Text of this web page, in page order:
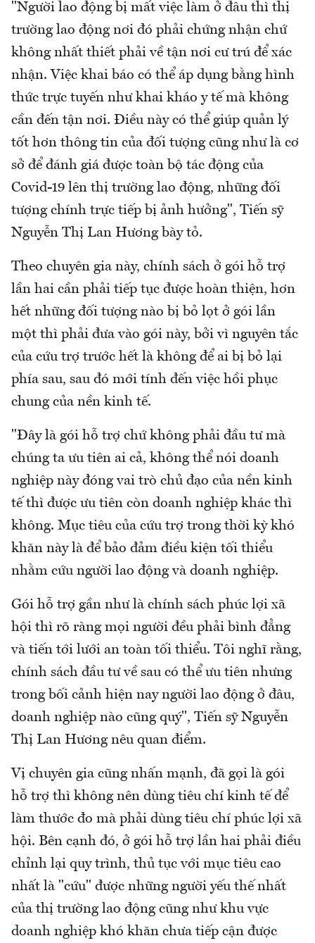
"Người lao động bị mất việc làm ở đâu thì thị
trường lao động nơi đó phải chứng nhận chứ
không nhất thiết phải về tận nơi cư trú để xác
nhận. Việc khai báo có thể áp dụng bằng hình
thức trực tuyến như khai kháo y tế mà không
cần đến tận nơi. Điều này có thể giúp quản lý
tốt hơn thông tin của đối tượng cũng như là cơ
sở để đánh giá được toàn bộ tác động của
Covid-19 lên thị trường lao động, những đối
tượng chính trực tiếp bị ảnh hưởng", Tiến sỹ
Nguyễn Thị Lan Hương bày tỏ.
Theo chuyên gia này, chính sách ở gói hỗ trợ
lần hai cần phải tiếp tục được hoàn thiện, hơn
hết những đối tượng nào bị bỏ lọt ở gói lần
một thì phải đưa vào gói này, bởi vì nguyên tắc
của cứu trợ trước hết là không để ai bị bỏ lại
phía sau, sau đó mới tính đến việc hồi phục
chung của nền kinh tế.
"Đây là gói hỗ trợ chứ không phải đầu tư mà
chúng ta ưu tiên ai cả, không thể nói doanh
nghiệp này đóng vai trò chủ đạo của nền kinh
tế thì được ưu tiên còn doanh nghiệp khác thì
không. Mục tiêu của cứu trợ trong thời kỳ khó
khăn này là để bảo đảm điều kiện tối thiểu
nhằm cứu người lao động và doanh nghiệp.
Gói hỗ trợ gần như là chính sách phúc lợi xã
hội thì rõ ràng mọi người đều phải bình đẳng
và tiến tới lưới an toàn tối thiểu. Tôi nghĩ rằng,
chính sách đầu tư về sau có thể ưu tiên nhưng
trong bối cảnh hiện nay người lao động ở đâu,
doanh nghiệp nào cũng quý", Tiến sỹ Nguyễn
Thị Lan Hương nêu quan điểm.
Vị chuyên gia cũng nhấn mạnh, đã gọi là gói
hỗ trợ thì không nên dùng tiêu chí kinh tế để
làm thước đo mà phải dùng tiêu chí phúc lợi xã
hội. Bên cạnh đó, ở gói hỗ trợ lần hai phải điều
chỉnh lại quy trình, thủ tục với mục tiêu cao
nhất là "cứu" được những người yếu thế nhất
của thị trường lao động cũng như khu vực
doanh nghiệp khó khăn chưa tiếp cận được